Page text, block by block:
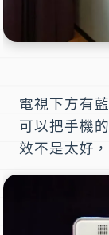
電視下方有
可以把手機
效不是太好